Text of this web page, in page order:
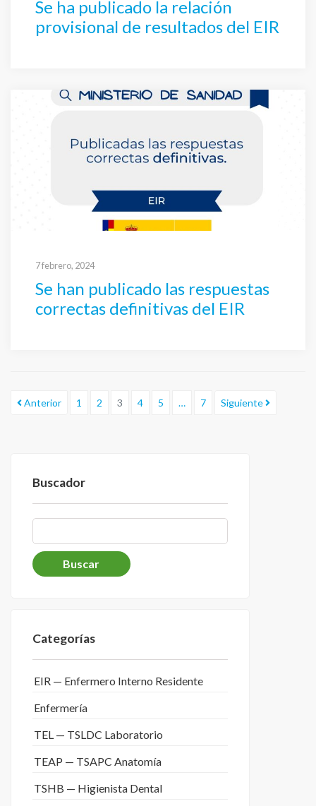
Se ha publicado la relación
provisional de resultados del EIR
7 febrero, 2024
Se han publicado las respuestas
correctas definitivas del EIR
Anterior 1 2 3 4 5 … 7 Siguiente
Buscador
Categorías
EIR — Enfermero Interno Residente
Enfermería
TEL — TSLDC Laboratorio
TEAP — TSAPC Anatomía
TSHB — Higienista Dental